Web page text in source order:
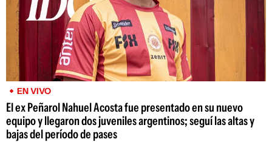
EN VIVO
El ex Peñarol Nahuel Acosta fue presentado en su nuevo
equipo y llegaron dos juveniles argentinos; seguí las altas y
bajas del período de pases